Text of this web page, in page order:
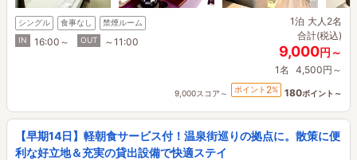
シングル 食事なし
禁煙ルーム
IN
16:00～ OUT ～11:00
1泊 大人2名
合計(税込)
9,000円～
1名 4,500円～
9,000スコア～ ポイント 2% 180ポイント～
【早期14日】軽朝食サービス付！温泉街巡りの拠点に。散策に便
利な好立地＆充実の貸出設備で快適ステイ